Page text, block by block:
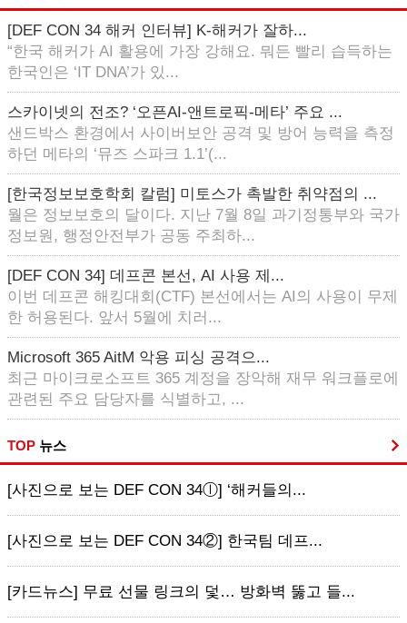
[DEF CON 34 해커 인터뷰] K-해커가 잘하...
“한국 해커가 AI 활용에 가장 강해요. 뭐든 빨리 습득하는
한국인은 ‘IT DNA’가 있...
스카이넷의 전조? ‘오픈AI-앤트로픽-메타’ 주요 ...
샌드박스 환경에서 사이버보안 공격 및 방어 능력을 측정
하던 메타의 ‘뮤즈 스파크 1.1’(...
[한국정보보호학회 칼럼] 미토스가 촉발한 취약점의 ...
월은 정보보호의 달이다. 지난 7월 8일 과기정통부와 국가
정보원, 행정안전부가 공동 주최하...
[DEF CON 34] 데프콘 본선, AI 사용 제...
이번 데프콘 해킹대회(CTF) 본선에서는 AI의 사용이 무제
한 허용된다. 앞서 5월에 치러...
Microsoft 365 AitM 악용 피싱 공격으...
최근 마이크로소프트 365 계정을 장악해 재무 워크플로에
관련된 주요 담당자를 식별하고, ...
TOP 뉴스
[사진으로 보는 DEF CON 34ⓛ] ‘해커들의...
[사진으로 보는 DEF CON 34②] 한국팀 데프...
[카드뉴스] 무료 선물 링크의 덫… 방화벽 뚫고 들...